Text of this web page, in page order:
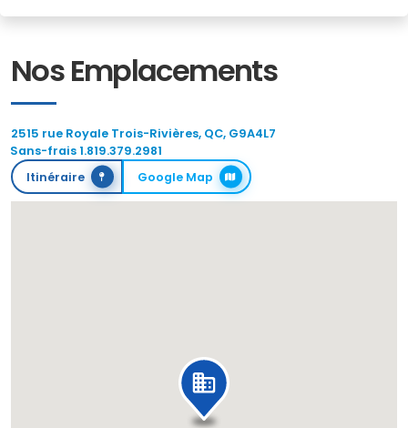
Nos Emplacements
2515 rue Royale Trois-Rivières, QC, G9A4L7
Sans-frais 1.819.379.2981
Itinéraire
Google Map